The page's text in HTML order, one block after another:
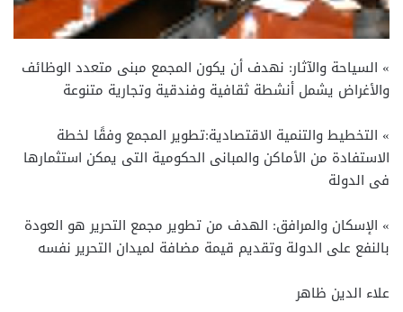
» السياحة والآثار: نهدف أن يكون المجمع مبنى متعدد الوظائف
والأغراض يشمل أنشطة ثقافية وفندقية وتجارية متنوعة
» التخطيط والتنمية الاقتصادية:تطوير المجمع وفقًا لخطة
الاستفادة من الأماكن والمبانى الحكومية التى يمكن استثمارها
فى الدولة
» الإسكان والمرافق: الهدف من تطوير مجمع التحرير هو العودة
بالنفع على الدولة وتقديم قيمة مضافة لميدان التحرير نفسه
علاء الدين ظاهر